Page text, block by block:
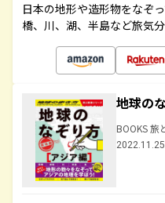
日本の地形や造形物をなぞ
橋、川、湖、半島など旅気
地球の
BOOKS 旅